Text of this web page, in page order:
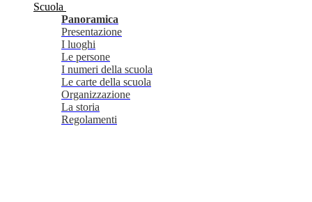
Scuola
Panoramica
Presentazione
I luoghi
Le persone
I numeri della scuola
Le carte della scuola
Organizzazione
La storia
Regolamenti